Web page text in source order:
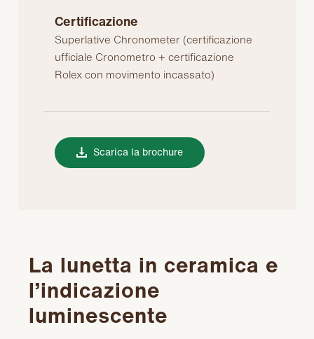
Certificazione
Superlative Chronometer (certificazione
ufficiale Cronometro + certificazione
Rolex con movimento incassato)
Scarica la brochure
La lunetta in ceramica e
l’indicazione
luminescente